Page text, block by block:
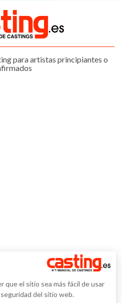
para artistas principiantes o
que el sitio sea más fácil de usar
del sitio web.